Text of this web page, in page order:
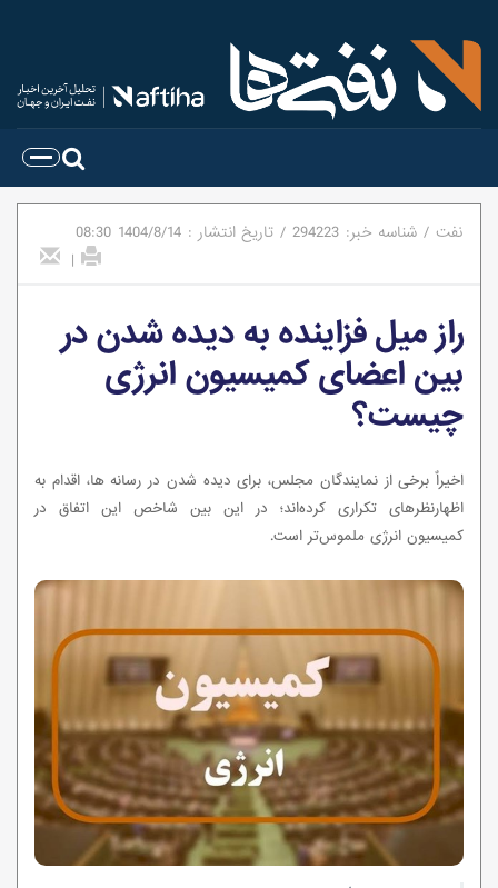
نفت / شناسه خبر: 294223
/ تاریخ انتشار : 1404/8/14
08:30
|
راز میل فزاینده به دیده شدن در
بین اعضای کمیسیون انرژی
چیست؟
اخیراٌ برخی از نمایندگان مجلس، برای دیده شدن در رسانه ها، اقدام به
اظهارنظرهای تکراری کرده‌اند؛ در این بین شاخص این اتفاق در
کمیسیون انرژی ملموس‌تر است.